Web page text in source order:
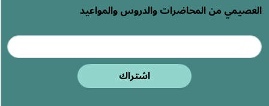
العصيمي من المحاضرات والدروس والمواعيد
اشتراك